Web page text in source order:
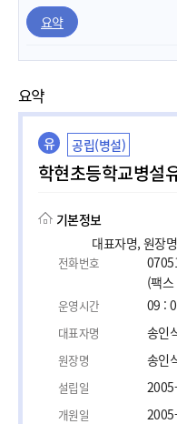
요약
요약
유 공립(병설)
학현초등학교병설
기본정보
대표자명, 원장
전화번호
(팩
운영시간 09 :
대표자명 송인
원장명 송인
설립일
개원일